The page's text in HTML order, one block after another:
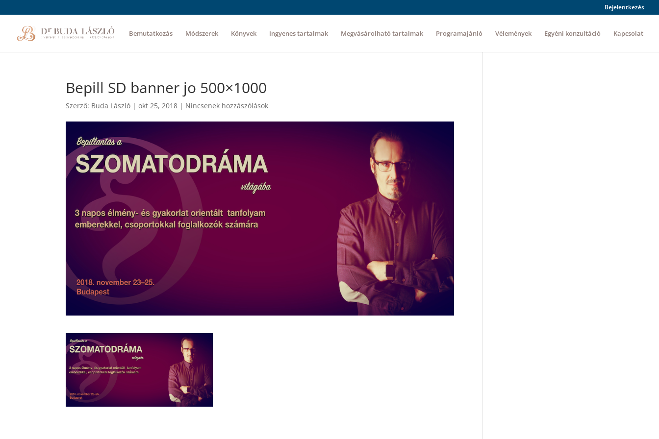
Bejelentkezés
Bemutatkozás Módszerek Könyvek Ingyenes tartalmak Megvásárolható tartalmak Programajánló Vélemények Egyéni konzultáció Kapcsolat
Bepill SD banner jo 500×1000
Szerző: Buda László |okt 25, 2018 | Nincsenek hozzászólások